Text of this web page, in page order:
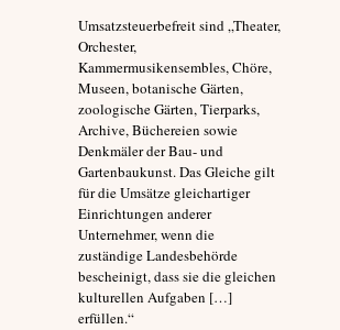
Umsatzsteuerbefreit sind „Theater,
Orchester,
Kammermusikensembles, Chöre,
Museen, botanische Gärten,
zoologische Gärten, Tierparks,
Archive, Büchereien sowie
Denkmäler der Bau- und
Gartenbaukunst. Das Gleiche gilt
für die Umsätze gleichartiger
Einrichtungen anderer
Unternehmer, wenn die
zuständige Landesbehörde
bescheinigt, dass sie die gleichen
kulturellen Aufgaben […]
erfüllen.“